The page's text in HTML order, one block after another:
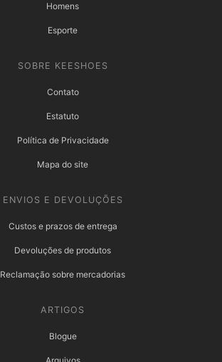
Homens
Esporte
SOBRE KEESHOES
Contato
Estatuto
Política de Privacidade
Mapa do site
ENVIOS E DEVOLUÇÕES
Custos e prazos de entrega
Devoluções de produtos
Reclamação sobre mercadorias
ARTIGOS
Blogue